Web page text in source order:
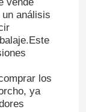
análisis
los
ya